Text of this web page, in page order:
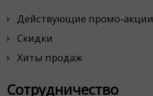
Действующие промо-акции
Скидки
Хиты продаж
Сотрудничество